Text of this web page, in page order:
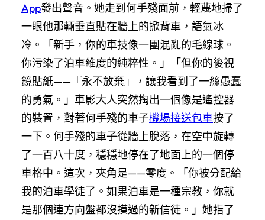
App發出聲音。她走到何手殘面前，輕蔑地掃了
一眼他那輛垂直貼在牆上的掀背車，語氣冰
冷。「新手，你的車技像一團混亂的毛線球。
你污染了泊車維度的純粹性。」「但你的後視
鏡貼紙——『永不放棄』，讓我看到了一絲愚蠢
的勇氣。」車影大人突然掏出一個像是遙控器
的裝置，對著何手殘的車子機場接送包車按了
一下。何手殘的車子從牆上脫落，在空中旋轉
了一百八十度，穩穩地停在了地面上的一個停
車格中。這次，夾角是——零度。「你被分配給
我的泊車學徒了。如果泊車是一種宗教，你就
是那個連方向盤都沒摸過的新信徒。」她指了